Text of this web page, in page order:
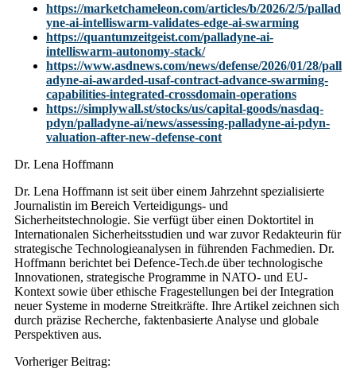
https://marketchameleon.com/articles/b/2026/2/5/pallad
yne-ai-intelliswarm-validates-edge-ai-swarming
https://quantumzeitgeist.com/palladyne-ai-
intelliswarm-autonomy-stack/
https://www.asdnews.com/news/defense/2026/01/28/pall
adyne-ai-awarded-usaf-contract-advance-swarming-
capabilities-integrated-crossdomain-operations
https://simplywall.st/stocks/us/capital-goods/nasdaq-
pdyn/palladyne-ai/news/assessing-palladyne-ai-pdyn-
valuation-after-new-defense-cont
Dr. Lena Hoffmann
Dr. Lena Hoffmann ist seit über einem Jahrzehnt spezialisierte
Journalistin im Bereich Verteidigungs- und
Sicherheitstechnologie. Sie verfügt über einen Doktortitel in
Internationalen Sicherheitsstudien und war zuvor Redakteurin für
strategische Technologieanalysen in führenden Fachmedien. Dr.
Hoffmann berichtet bei Defence-Tech.de über technologische
Innovationen, strategische Programme in NATO- und EU-
Kontext sowie über ethische Fragestellungen bei der Integration
neuer Systeme in moderne Streitkräfte. Ihre Artikel zeichnen sich
durch präzise Recherche, faktenbasierte Analyse und globale
Perspektiven aus.
Post
Vorheriger Beitrag: